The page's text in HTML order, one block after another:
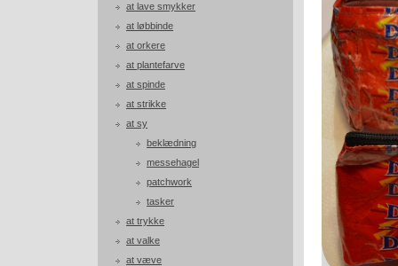
at lave smykker
at løbbinde
at orkere
at plantefarve
at spinde
at strikke
at sy
beklædning
messehagel
patchwork
tasker
at trykke
at valke
at væve